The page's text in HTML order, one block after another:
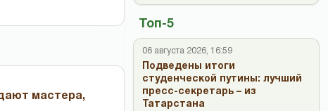
мастера,
Топ-5
06 августа 2026, 16:59
Подведены итоги
студенческой путины: лучший
пресс-секретарь – из
Татарстана